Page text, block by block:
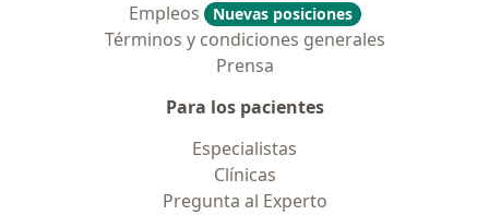
Empleos
Nuevas posiciones
Términos y condiciones generales
Prensa
Para los pacientes
Especialistas
Clínicas
Pregunta al Experto